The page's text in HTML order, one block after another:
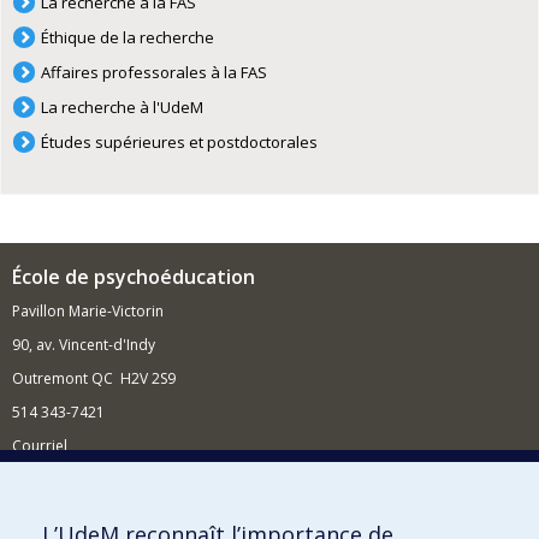
Éthique de la recherche
Affaires professorales à la FAS
La recherche à l'UdeM
Études supérieures et postdoctorales
École de psychoéducation
Pavillon Marie-Victorin
90, av. Vincent-d'Indy
Outremont QC H2V 2S9
514 343-7421
Courriel
Comment soutenir l'École?